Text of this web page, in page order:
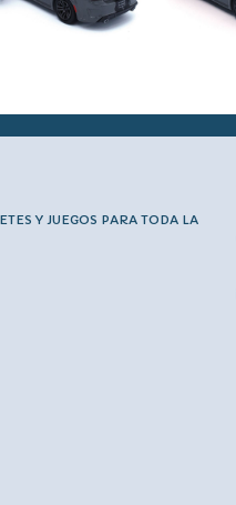
Y JUEGOS PARA TODA LA